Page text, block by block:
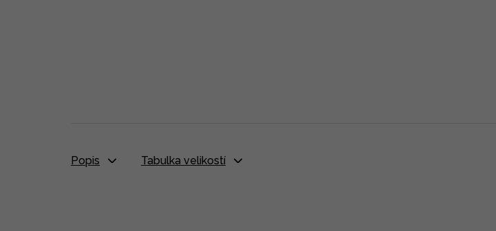
Popis Tabulka velikostí